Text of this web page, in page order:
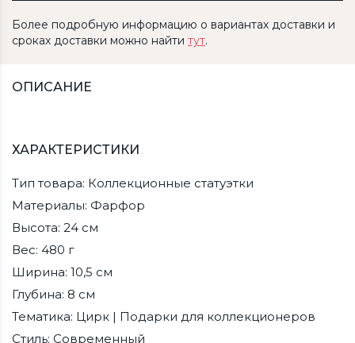
Более подробную информацию о вариантах доставки и
сроках доставки можно найти тут.
ОПИСАНИЕ
ХАРАКТЕРИСТИКИ
Тип товара: Коллекционные статуэтки
Материалы: Фарфор
Высота: 24 см
Вес: 480 г
Ширина: 10,5 см
Глубина: 8 см
Тематика: Цирк | Подарки для коллекционеров
Стиль: Современный